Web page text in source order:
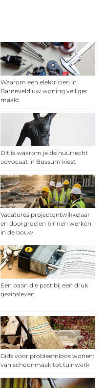
Waarom een elektricien in
Barneveld uw woning veiliger
maakt
Dit is waarom je de huurrecht
advocaat in Bussum kiest
Vacatures projectontwikkelaar
en doorgroeien binnen werken
in de bouw
Een baan die past bij een druk
gezinsleven
Gids voor probleemloos wonen:
van schoonmaak tot tuinwerk